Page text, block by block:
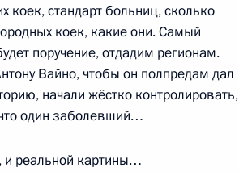
6
коек, стандарт больниц, сколько
коек, какие они. Самый
поручение, отдадим регионам.
Вайно, чтобы он полпредам дал
начали жёстко контролировать,
один заболевший…
и реальной картины…